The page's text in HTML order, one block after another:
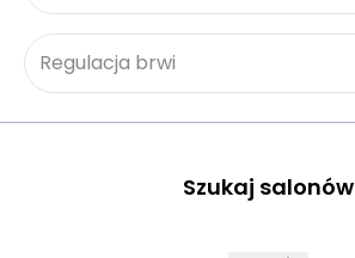
Regulacja brwi
Szukaj salonów